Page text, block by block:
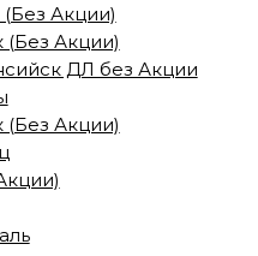
Акции)
(Без Акции)
ДЛ без Акции
(Без Акции)